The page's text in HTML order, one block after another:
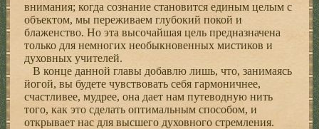
внимания; когда сознание становится единым целым с
объектом, мы переживаем глубокий покой и
блаженство. Но эта высочайшая цель предназначена
только для немногих необыкновенных мистиков и
духовных учителей.
В конце данной главы добавлю лишь, что, занимаясь
йогой, вы будете чувствовать себя гармоничнее,
счастливее, мудрее, она дает нам путеводную нить
того, как это сделать оптимальным способом, и
открывает нас для высшего духовного стремления.